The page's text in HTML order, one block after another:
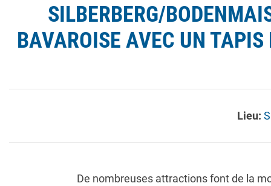
SILBERBERG/
BAVAROISE AVEC UN
Lieu:
De nombreuses attractions font de la